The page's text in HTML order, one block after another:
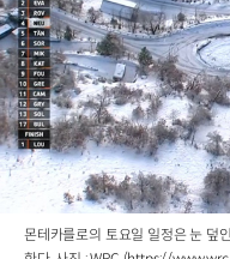
몬테카를로의 토요일 일정은 눈 덮